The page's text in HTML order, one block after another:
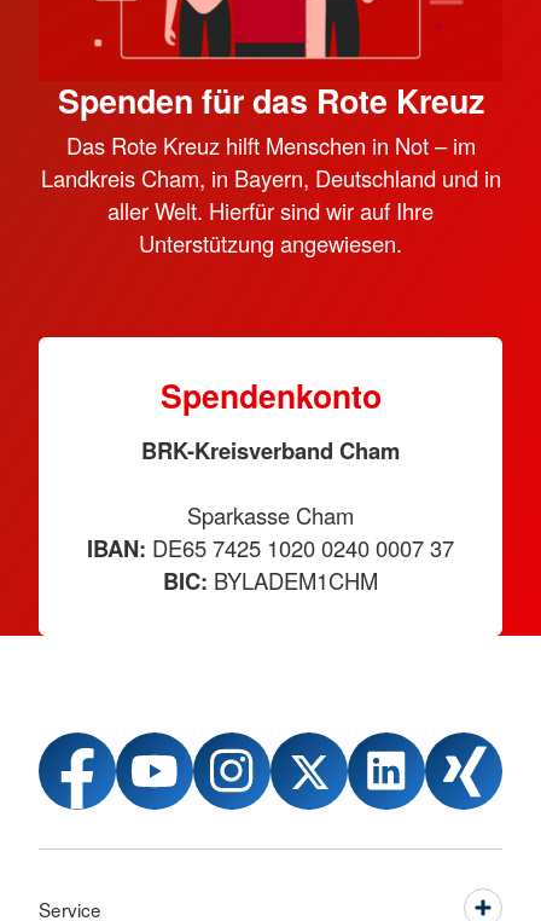
Spenden für das Rote Kreuz
Das Rote Kreuz hilft Menschen in Not – im
Landkreis Cham, in Bayern, Deutschland und in
aller Welt. Hierfür sind wir auf Ihre
Unterstützung angewiesen.
Spendenkonto
BRK-Kreisverband Cham
Sparkasse Cham
IBAN: DE65 7425 1020 0240 0007 37
BIC: BYLADEM1CHM
Service